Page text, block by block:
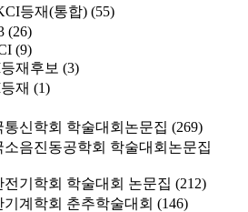
등재(통합) (55)
(26)
(9)
재후보 (3)
재 (1)
통신학회 학술대회논문집 (269)
소음진동공학회 학술대회논문집
전기학회 학술대회 논문집 (212)
기계학회 춘추학술대회 (146)